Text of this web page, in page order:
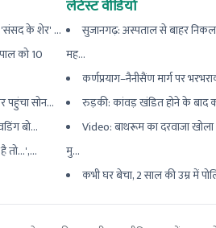
के शेर' ...
को 10
पहुंचा सोन...
बो...
तो...',...
लेटेस्ट वीडियो
सुजानगढ़: अस्पताल से बाहर निकल
मह...
कर्णप्रयाग–नैनीसैंण मार्ग पर
रुड़की: कांवड़ खंडित होने के बाद
Video: बाथरूम का दरवाजा खोला
मु...
कभी घर बेचा, 2 साल की उम्र में